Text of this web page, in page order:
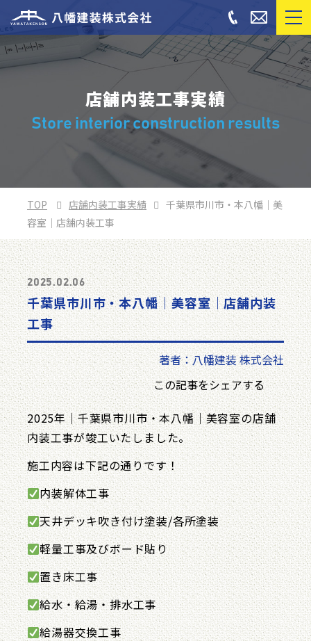
店舗内装工事実績
Store interior construction results
TOP 店舗内装工事実績
千葉県市川市・本八幡｜美
容室｜店舗内装工事
2025.02.06
千葉県市川市・本八幡｜美容室｜店舗内装
工事
著者：八幡建装 株式会社
この記事をシェアする
2025年｜千葉県市川市・本八幡｜美容室の店舗
内装工事が竣工いたしました。
施工内容は下記の通りです！
内装解体工事
天井デッキ吹き付け塗装/各所塗装
軽量工事及びボード貼り
置き床工事
給水・給湯・排水工事
給湯器交換工事